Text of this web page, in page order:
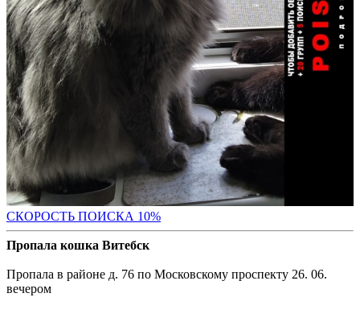
СКОРОСТЬ ПОИСКА 10%
Пропала кошка Витебск
Пропала в районе д. 76 по Московскому проспекту 26. 06.
вечером